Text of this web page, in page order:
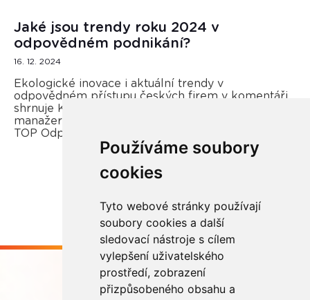
Používáme soubory
cookies
Tyto webové stránky používají
soubory cookies a další
sledovací nástroje s cílem
vylepšení uživatelského
prostředí, zobrazení
přizpůsobeného obsahu a
Jaké jsou trendy roku 2024 v
odpovědném podnikání?
16. 12. 2024
Ekologické inovace i aktuální trendy v
odpovědném přístupu českých firem v komentáři
shrnuje Kateřina Opletal Průchová, regionální
manažerka REMA Systém a porotkyně soutěže
TOP Odpovědná firma.